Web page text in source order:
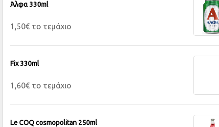
Άλφα 330ml
1,50€ το τεμάχιο
Fix 330ml
1,60€ το τεμάχιο
Le COQ cosmopolitan 250ml